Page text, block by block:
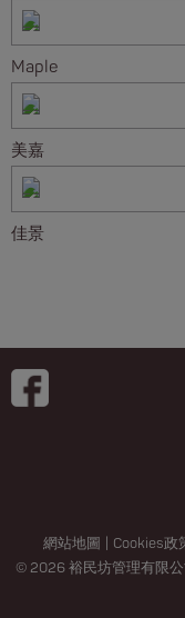
Maple
美嘉
佳景
網站地圖 Cookies政
© 2026 裕民坊管理有限